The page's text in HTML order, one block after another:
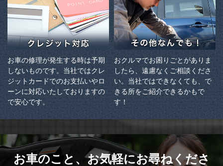
お車の修理が発生する時は予期
しないものです。当社ではクレ
ジットカードでのお支払いやロ
ーンに対応いたしておりますの
で安心です。
おクルマでお困りごとがありま
したら、遠慮なくご相談くださ
い。当社ではできなくても、で
きる所をご紹介できるかもで
す！
お車のこと、お気軽にお尋ねくださ